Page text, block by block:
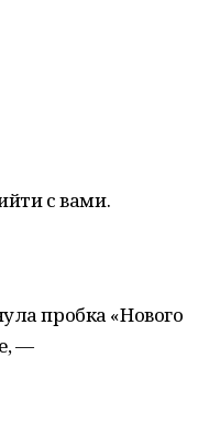
с вами.
пробка «Нового
—